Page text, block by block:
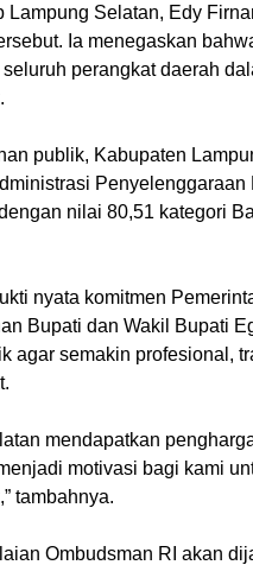
Lampung Selatan, Edy
Ia menegaskan
perangkat daerah
publik, Kabupaten
Penyelenggaraan
nilai 80,51 kategori
nyata komitmen
Bupati dan Wakil Bupati
agar semakin profesional,
mendapatkan
motivasi bagi kami
tambahnya.
Ombudsman RI akan